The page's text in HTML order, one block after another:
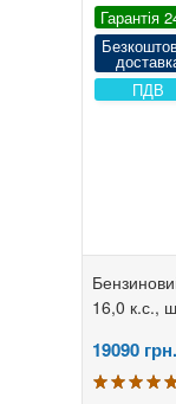
Гарантія
ПДВ
16,0 к.с.,
19090 грн.